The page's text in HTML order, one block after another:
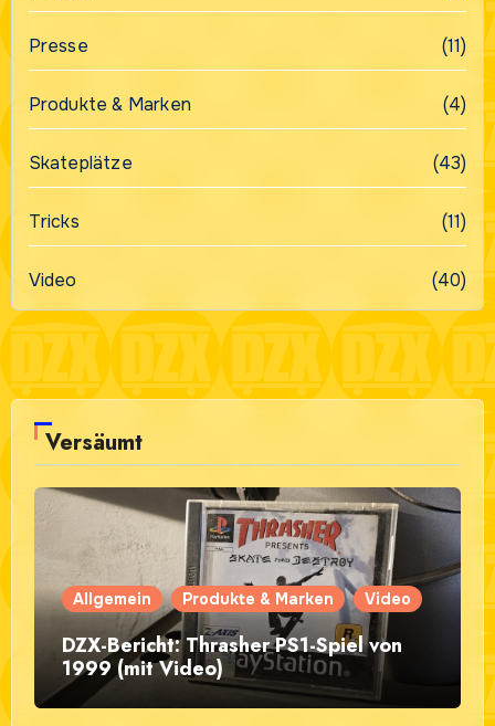
Presse (11)
Produkte & Marken (4)
Skateplätze (43)
Tricks (11)
Video (40)
Versäumt
Allgemein Produkte & Marken Video
DZX-Bericht: Thrasher PS1-Spiel von
1999 (mit Video)